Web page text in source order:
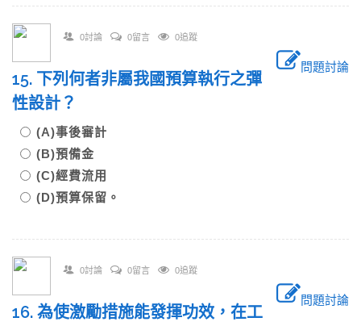
0討論 0留言 0追蹤
問題討論
15. 下列何者非屬我國預算執行之彈
性設計？
(A)事後審計
(B)預備金
(C)經費流用
(D)預算保留。
0討論 0留言 0追蹤
問題討論
16. 為使激勵措施能發揮功效，在工